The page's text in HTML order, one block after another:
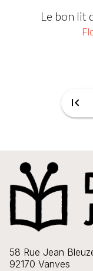
Le bon lit
first_page
58 Rue Jean
92170 Vanves